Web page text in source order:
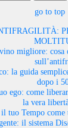
go to top
migliore: cosa
la guida
dopo i
ego: come
la vera
tuo Tempo come
il sistema